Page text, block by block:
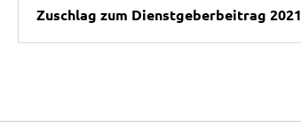
Zuschlag zum Dienstgeberbeitrag 2021